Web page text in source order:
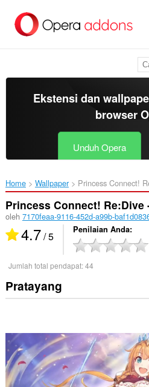
konten
Ekstensi dan
browser
Unduh Opera
Home Wallpaper Princess Connect!
Princess Connect! Re:Dive
oleh 7170feaa-9116-452d-a99b-
4.7/ 5 Penilaian Anda
Jumlah total pendapat:44
Pratayang